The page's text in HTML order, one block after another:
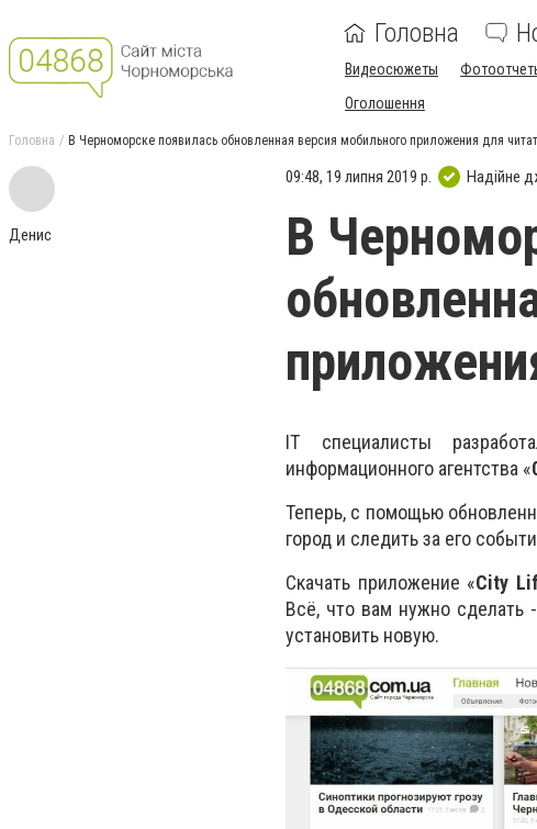
Головна
Видеосюжеты
Оголошення
Головна В Черноморске появилась обновленная версия мобильного приложения для
Денис
09:48, 19 липня 2019 р. Надійне
В
IT специалисты
информационного агентства «
Теперь, с помощью
город и следить за его
Скачать приложение «City
Всё, что вам нужно сделать
установить новую.